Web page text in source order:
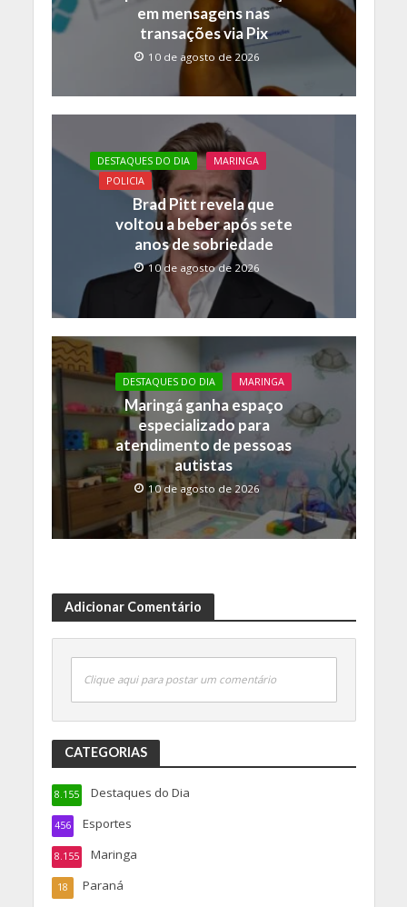
em mensagens nas
transações via Pix
10 de agosto de 2026
DESTAQUES DO DIA
MARINGA
POLICIA
Brad Pitt revela que
voltou a beber após sete
anos de sobriedade
10 de agosto de 2026
DESTAQUES DO DIA MARINGA
Maringá ganha espaço
especializado para
atendimento de pessoas
autistas
10 de agosto de 2026
Adicionar Comentário
Clique aqui para postar um comentário
CATEGORIAS
Destaques do Dia
8.155
Esportes
456
Maringa
8.155
Paraná
18